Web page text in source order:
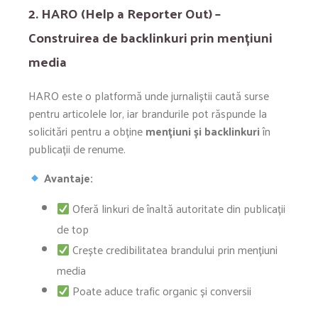
2. HARO (Help a Reporter Out) –
Construirea de backlinkuri prin mențiuni
media
HARO este o platformă unde jurnaliștii caută surse
pentru articolele lor, iar brandurile pot răspunde la
solicitări pentru a obținemențiuni și backlinkuriîn
publicații de renume.
Avantaje:
Oferă linkuri de înaltă autoritate din publicații
de top
Crește credibilitatea brandului prin mențiuni
media
Poate aduce trafic organic și conversii